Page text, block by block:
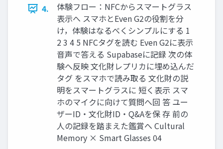
4.
体験フロー：NFCからスマートグラス
表示へ スマホとEven G2の役割を分
け，体験はなるべくシンプルにする 1
2 3 4 5 NFCタグを読む Even G2に表示
音声で答える Supabaseに記録 次の体
験へ反映 文化財レプリカに埋め込んだ
タグ をスマホで読み取る 文化財の説
明をスマートグラスに 短く表示 スマ
ホのマイクに向けて質問へ回 答 ユー
ザーID・文化財ID・Q&Aを保 存 前の
人の記録を踏まえた鑑賞へ Cultural
Memory × Smart Glasses 04